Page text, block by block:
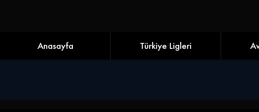
Anasayfa Türkiye Ligleri